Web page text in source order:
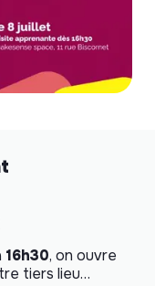
16h30, on ouvre
tiers lieu…